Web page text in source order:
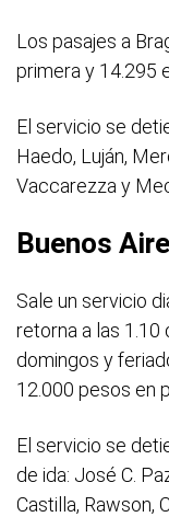
Los pasajes a
primera y 14.295
El servicio se
Haedo, Luján,
Vaccarezza y
Buenos
Sale un servicio
retorna a las 1.10
domingos y
12.000 pesos en
El servicio se
de ida: José C.
Castilla, Rawson,